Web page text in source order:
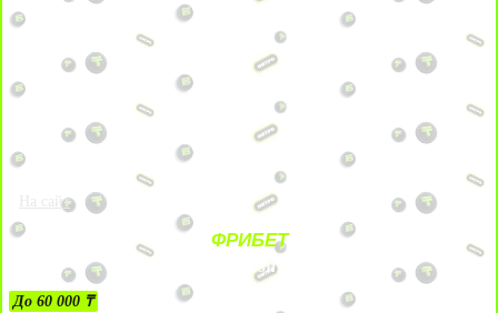
На сайт
ФРИБЕТ
ЗА ДЕПОЗИТЫ
До 60 000 ₸